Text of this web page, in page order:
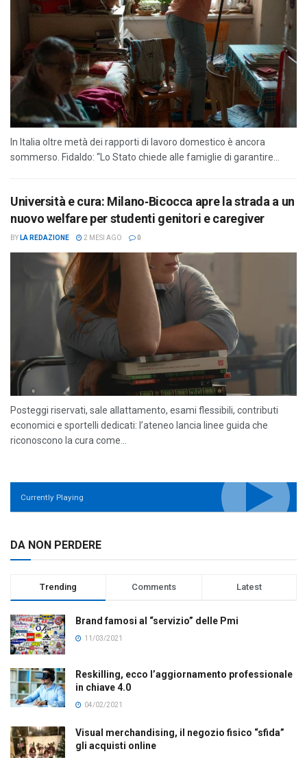
In Italia oltre metà dei rapporti di lavoro domestico è ancora
sommerso. Fidaldo: “Lo Stato chiede alle famiglie di garantire...
Università e cura: Milano‑Bicocca apre la strada a un
nuovo welfare per studenti genitori e caregiver
BY LA REDAZIONE 2 MESI AGO 0
Posteggi riservati, sale allattamento, esami flessibili, contributi
economici e sportelli dedicati: l’ateneo lancia linee guida che
riconoscono la cura come...
Currently Playing
DA NON PERDERE
Trending Comments Latest
Brand famosi al “servizio” delle Pmi
11/03/2021
Reskilling, ecco l’aggiornamento professionale
in chiave 4.0
04/02/2021
Visual merchandising, il negozio fisico “sfida”
gli acquisti online